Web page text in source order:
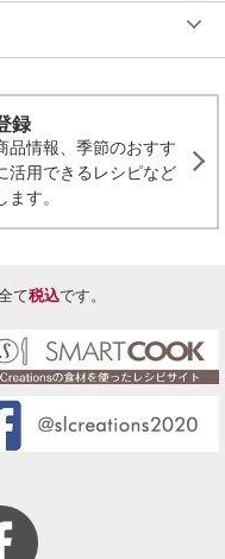
録
品情報、季節のおすす
活用できるレシピなど
す。
て税込です。